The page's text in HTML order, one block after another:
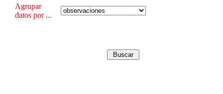
Agrupar
datos por ...